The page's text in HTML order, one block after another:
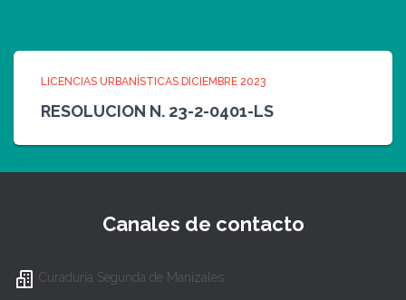
LICENCIAS URBANÍSTICAS DICIEMBRE 2023
RESOLUCION N. 23-2-0401-LS
Canales de contacto
Curaduría Segunda de Manizales